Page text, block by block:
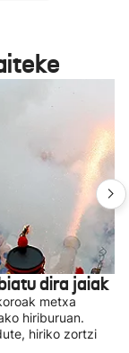
dira jaiak
metxa
hiriburuan.
hiriko zortzi